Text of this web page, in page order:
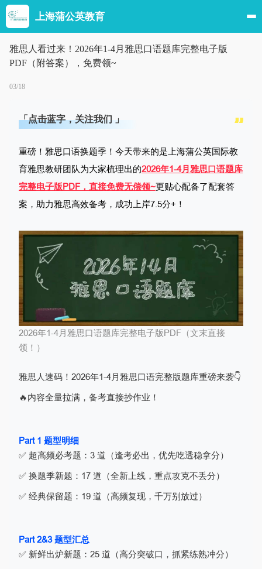
上海蒲公英教育
雅思人看过来！2026年1-4月雅思口语题库完整电子版
PDF（附答案），免费领~
03/18
「点击蓝字，关注我们 」
重磅！雅思口语换题季！今天带来的是上海蒲公英国际教
育雅思教研团队为大家梳理出的2026年1-4月雅思口语题库
完整电子版PDF，直接免费无偿领~更贴心配备了配套答
案，助力雅思高效备考，成功上岸7.5分+！
2026年1-4月雅思口语题库完整电子版PDF（文末直接
领！）
雅思人速码！2026年1-4月雅思口语完整版题库重磅来袭👇
🔥内容全量拉满，备考直接抄作业！
Part 1 题型明细
✅ 超高频必考题：3 道（逢考必出，优先吃透稳拿分）
✅ 换题季新题：17 道（全新上线，重点攻克不丢分）
✅ 经典保留题：19 道（高频复现，千万别放过）
Part 2&3 题型汇总
✅ 新鲜出炉新题：25 道（高分突破口，抓紧练熟冲分）